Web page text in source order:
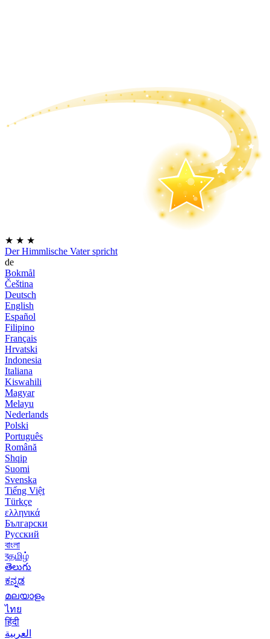
★ ★ ★
Der Himmlische Vater spricht
de
Bokmål
Čeština
Deutsch
English
Español
Filipino
Français
Hrvatski
Indonesia
Italiana
Kiswahili
Magyar
Melayu
Nederlands
Polski
Português
Română
Shqip
Suomi
Svenska
Tiếng Việt
Türkçe
ελληνικά
Български
Русский
বাংলা
বதமிழ்
తెలుగు
ಕನ್ನಡ
മലയാളം
ไทย
हिंदी
العربية